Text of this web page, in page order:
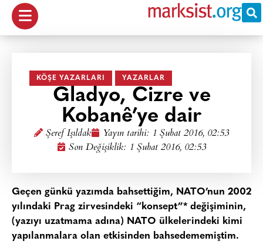
KÖŞE YAZARLARI YAZARLAR
Gladyo, Cizre ve
Kobanê’ye dair
Şeref Işıldak Yayın tarihi: 1 Şubat 2016, 02:53
Son Değişiklik: 1 Şubat 2016, 02:53
Geçen günkü yazımda bahsettiğim, NATO’nun 2002
yılındaki Prag zirvesindeki “konsept”* değişiminin,
(yazıyı uzatmama adına) NATO ülkelerindeki kimi
yapılanmalara olan etkisinden bahsedememiştim.